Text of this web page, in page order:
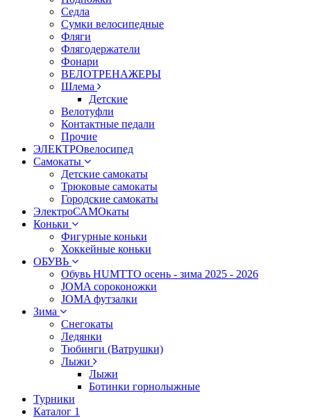
Седла
Сумки велосипедные
Фляги
Флягодержатели
Фонари
ВЕЛОТРЕНАЖЕРЫ
Шлема
Детские
Велотуфли
Контактные педали
Прочие
ЭЛЕКТРОвелосипед
Самокаты
Детские самокаты
Трюковые самокаты
Городские самокаты
ЭлектроСАМОкаты
Коньки
Фигурные коньки
Хоккейные коньки
ОБУВЬ
Обувь HUMTTO осень - зима 2025 - 2026
JOMA сороконожки
JOMA футзалки
Зима
Снегокаты
Ледянки
Тюбинги (Ватрушки)
Лыжи
Лыжи
Ботинки горнолыжные
Турники
Каталог 1